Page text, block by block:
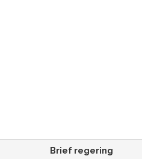
Brief regering